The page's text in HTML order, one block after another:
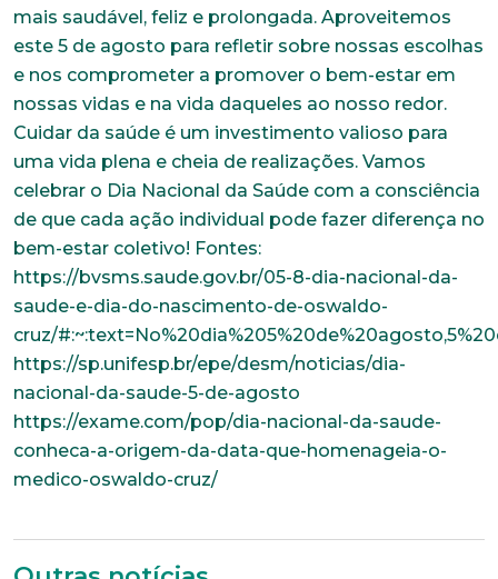
mais saudável, feliz e prolongada. Aproveitemos
este 5 de agosto para refletir sobre nossas escolhas
e nos comprometer a promover o bem-estar em
nossas vidas e na vida daqueles ao nosso redor.
Cuidar da saúde é um investimento valioso para
uma vida plena e cheia de realizações. Vamos
celebrar o Dia Nacional da Saúde com a consciência
de que cada ação individual pode fazer diferença no
bem-estar coletivo! Fontes:
https://bvsms.saude.gov.br/05-8-dia-nacional-da-
saude-e-dia-do-nascimento-de-oswaldo-
cruz/
https://sp.unifesp.br/epe/desm/noticias/dia-
nacional-da-saude-5-de-agosto
https://exame.com/pop/dia-nacional-da-saude-
conheca-a-origem-da-data-que-homenageia-o-
medico-oswaldo-cruz/
Trabalhe conosco
Faça parte de uma instituição sólida, ética e
comprometida com o bem-estar dos seus
colaboradores. Preencha todos os dados abaixo e
anexe seu currículo.
*Campos obrigatórios